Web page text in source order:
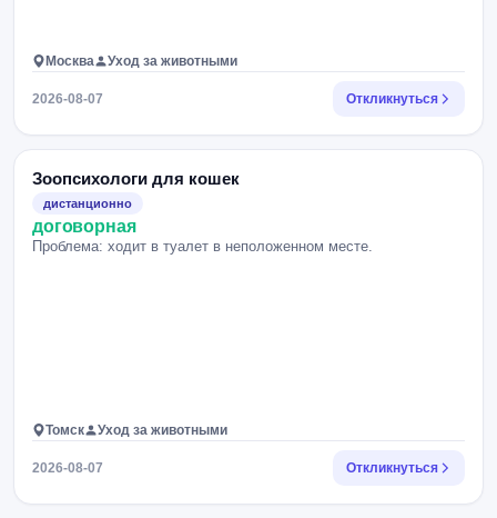
Москва Уход за животными
2026-08-07 Откликнуться
Зоопсихологи для кошек
дистанционно
договорная
Проблема: ходит в туалет в неположенном месте.
Томск Уход за животными
2026-08-07 Откликнуться